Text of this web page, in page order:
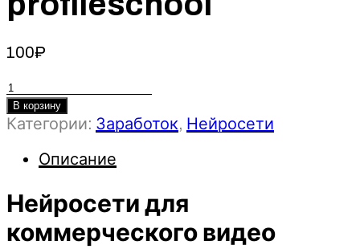
100₽
Количество
товара
Нейросети
коммерческого
-
Никита
Чесноков
В корзину
Категории: Заработок, Нейросети
Описание
Нейросети для
коммерческого видео